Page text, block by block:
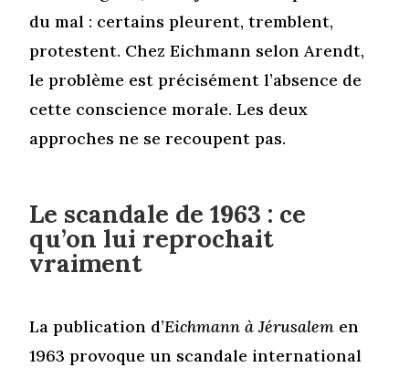
du mal : certains pleurent, tremblent,
protestent. Chez Eichmann selon Arendt,
le problème est précisément l’absence de
cette conscience morale. Les deux
approches ne se recoupent pas.
Le scandale de 1963 : ce
qu’on lui reprochait
vraiment
La publication d’Eichmann à Jérusalem en
1963 provoque un scandale international